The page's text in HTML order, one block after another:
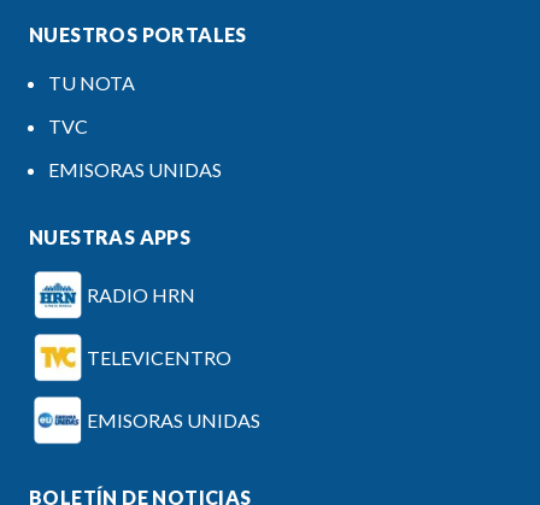
NUESTROS PORTALES
TU NOTA
TVC
EMISORAS UNIDAS
NUESTRAS APPS
RADIO HRN
TELEVICENTRO
EMISORAS UNIDAS
BOLETÍN DE NOTICIAS